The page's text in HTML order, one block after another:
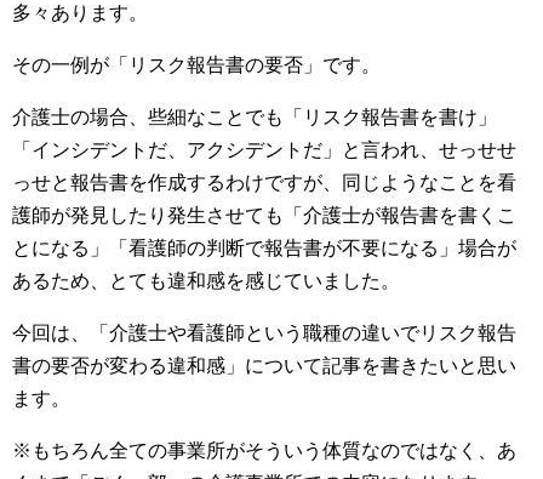
多々あります。
その一例が「リスク報告書の要否」です。
介護士の場合、些細なことでも「リスク報告書を書け」
「インシデントだ、アクシデントだ」と言われ、せっせせ
っせと報告書を作成するわけですが、同じようなことを看
護師が発見したり発生させても「介護士が報告書を書くこ
とになる」「看護師の判断で報告書が不要になる」場合が
あるため、とても違和感を感じていました。
今回は、「介護士や看護師という職種の違いでリスク報告
書の要否が変わる違和感」について記事を書きたいと思い
ます。
※もちろん全ての事業所がそういう体質なのではなく、あ